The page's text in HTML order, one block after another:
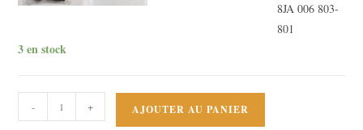
est :
20,00 €.
8JA 006 803-
801
3 en stock
de
- + AJOUTER AU PANIER